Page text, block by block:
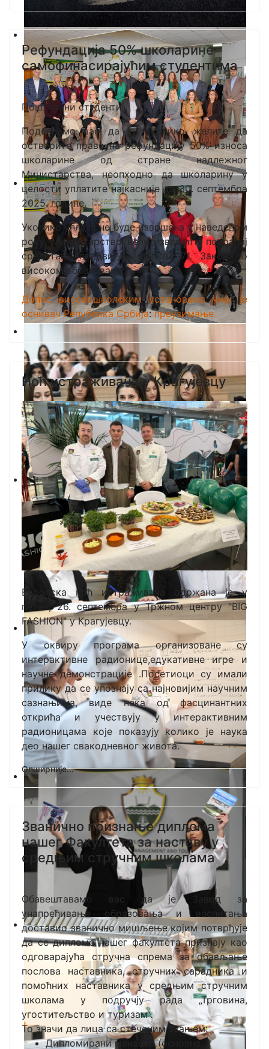
Рефундација 50% школарине
самофинасирајућим студентима
Поштовани студенти,
Подсећамо вас да је, уколико желите да
остварите право на рефундацију 50% износа
школарине од стране надлежног
Министарства, неопходно да школарину у
целости уплатите најкасније до 30. септембра
2025. године.
Уколико уплата не буде извршена у наведеном
року, Министарство неће извршити повраћај
средстава предвиђен чланом 71. Закона о
високом образовању.
Допис високошколским установама чији је
оснивач Република Србија:преузимање
Ноћ истраживача у Крагујевцу
Европска ноћ истраживача одржана је у
петак, 26. септембра у Тржном центру "BIG
FASHION" у Крагујевцу.
У оквиру програма организоване су
интерактивне радионице,едукативне игре и
научне демонстрације .Посетиоци су имали
прилику да се упознају са најновијим научним
сазнањима, виде нека од фасцинантних
открића и учествују у интерактивним
радионицама које показују колико је наука
део нашег свакодневног живота.
Опширније...
Званично признање диплома
нашег Факултета за наставу у
средњим стручним школама
Обавештавамо вас да је Завод за
унапређивање образовања и васпитања
доставио званично мишљење којим потврђује
да се дипломе нашег факултета признају као
одговарајућа стручна спрема за обављање
послова наставника, стручних сарадника и
помоћних наставника у средњим стручним
школама у подручју рада „Трговина,
угоститељство и туризам“.
То значи да лица са стеченим звањем:
Дипломирани менаџер (основне